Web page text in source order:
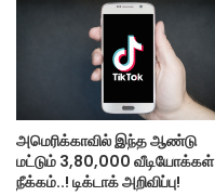
அமெரிக்காவில் இந்த ஆண்டு
மட்டும் 3,80,000 வீடியோக்கள்
நீக்கம்..! டிக்டாக் அறிவிப்பு!